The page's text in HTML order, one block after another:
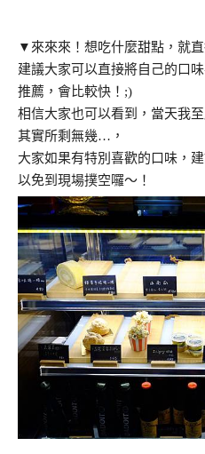
▼來來來！想吃什麼甜點，就
建議大家可以直接將自己的口
推薦，會比較快！;)
相信大家也可以看到，當天我
其實所剩無幾…，
大家如果有特別喜歡的口味，
以免到現場撲空囉～！